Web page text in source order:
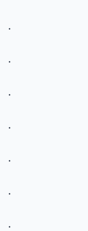
.
.
.
.
.
.
.